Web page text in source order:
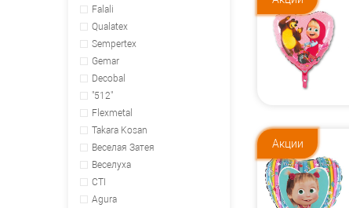
Falali
Qualatex
Sempertex
Gemar
Decobal
"512"
Flexmetal
Takara Kosan
Веселая Затея
Веселуха
CTI
Agura
Акции